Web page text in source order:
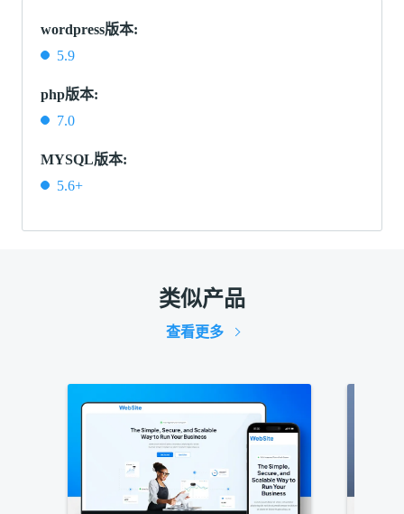
wordpress版本:
5.9
php版本:
7.0
MYSQL版本:
5.6+
类似产品
查看更多